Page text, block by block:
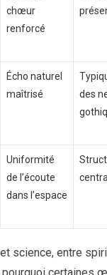
chœur
renforcé
Écho naturel
maîtrisé
des
Uniformité
de l’écoute
dans l’espace
science, entre